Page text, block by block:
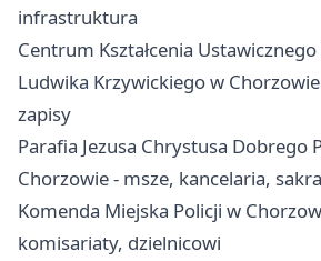
infrastruktura
Centrum Kształcenia
Ludwika Krzywickiego w
zapisy
Parafia Jezusa Chrystusa Dobrego
Chorzowie - msze, kancelaria,
Komenda Miejska Policji w
komisariaty, dzielnicowi